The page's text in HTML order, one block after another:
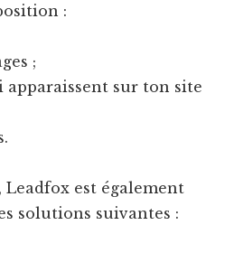
:
;
apparaissent sur ton site
est également
solutions suivantes :